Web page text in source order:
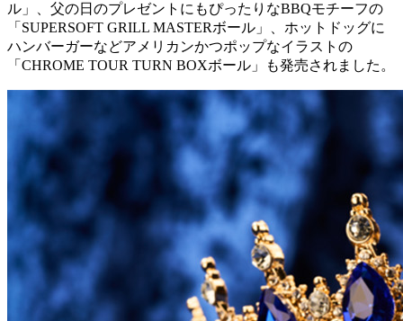
ル」、父の日のプレゼントにもぴったりなBBQモチーフの
「SUPERSOFT GRILL MASTERボール」、ホットドッグに
ハンバーガーなどアメリカンかつポップなイラストの
「CHROME TOUR TURN BOXボール」も発売されました。